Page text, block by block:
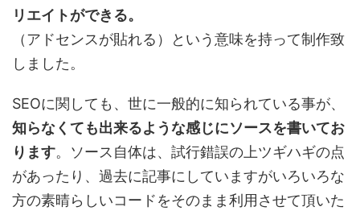
リエイトができる。
（アドセンスが貼れる）という意味を持って制作致
しました。
SEOに関しても、世に一般的に知られている事が、
知らなくても出来るような感じにソースを書いてお
ります。ソース自体は、試行錯誤の上ツギハギの点
があったり、過去に記事にしていますがいろいろな
方の素晴らしいコードをそのまま利用させて頂いた